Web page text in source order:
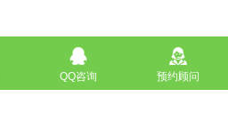
QQ咨询 预约顾问